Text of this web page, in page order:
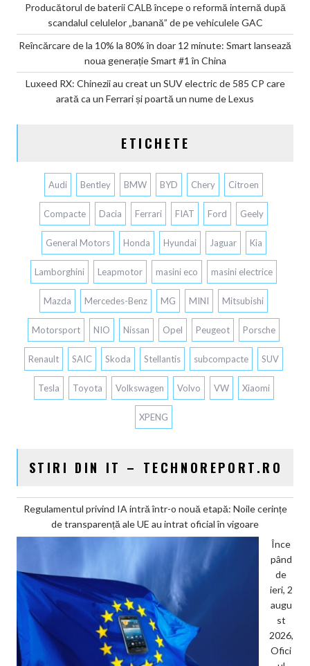
Producătorul de baterii CALB începe o reformă internă după
scandalul celulelor „banană” de pe vehiculele GAC
Reîncărcare de la 10% la 80% în doar 12 minute: Smart lansează
noua generație Smart #1 în China
Luxeed RX: Chinezii au creat un SUV electric de 585 CP care
arată ca un Ferrari și poartă un nume de Lexus
ETICHETE
Audi Bentley BMW BYD Chery Citroen
Compacte Dacia Ferrari FIAT Ford Geely
General Motors Honda Hyundai Jaguar Kia
Lamborghini Leapmotor masini eco masini electrice
Mazda Mercedes-Benz MG MINI Mitsubishi
Motorsport NIO Nissan Opel Peugeot Porsche
Renault SAIC Skoda Stellantis subcompacte SUV
Tesla Toyota Volkswagen Volvo VW Xiaomi
XPENG
STIRI DIN IT – TECHNOREPORT.RO
Regulamentul privind IA intră într-o nouă etapă: Noile cerințe
de transparență ale UE au intrat oficial în vigoare
Înce
pând
de
ieri, 2
augu
st
2026,
Ofici